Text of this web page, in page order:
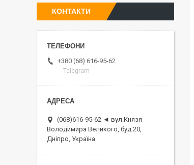
КОНТАКТИ
+380 (68) 616-95-62
Telegram
(068)616-95-62 ◄ вул.Князя
Володимира Великого, буд.20,
Дніпро, Україна